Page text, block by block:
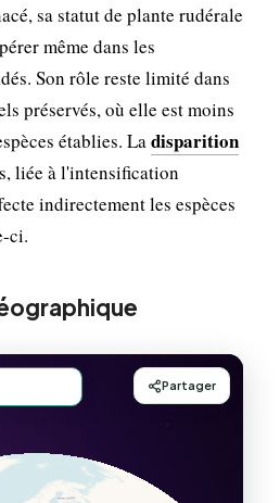
sa statut de plante rudérale
même dans les
Son rôle reste limité dans
préservés, où elle est moins
établies. Ladisparition
liée à l'intensification
indirectement les espèces
ci.